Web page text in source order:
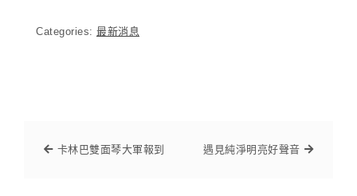
Categories: 最新消息
卡林巴雙面琴大軍報到 遇見純淨明亮好聲音